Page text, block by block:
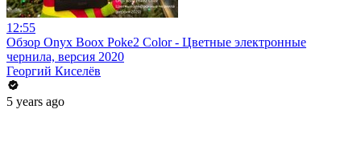
12:55
Обзор Onyx Boox Poke2 Color - Цветные электронные
чернила, версия 2020
Георгий Киселёв
5 years ago